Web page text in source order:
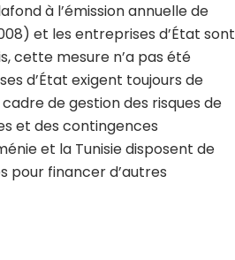
à l’émission annuelle de
et les entreprises d’État sont
cette mesure n’a pas été
d’État exigent toujours de
de gestion des risques de
et des contingences
et la Tunisie disposent de
pour financer d’autres